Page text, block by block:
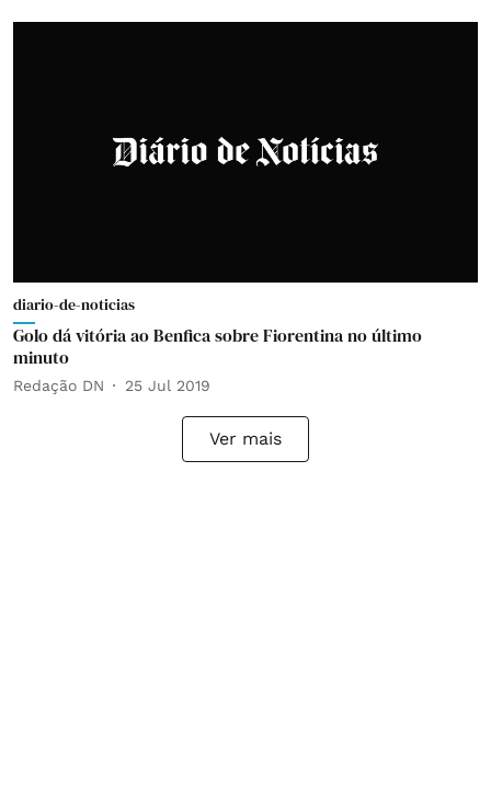
diario-de-noticias
Golo dá vitória ao Benfica sobre Fiorentina no último
minuto
Redação DN 25 Jul 2019
Ver mais